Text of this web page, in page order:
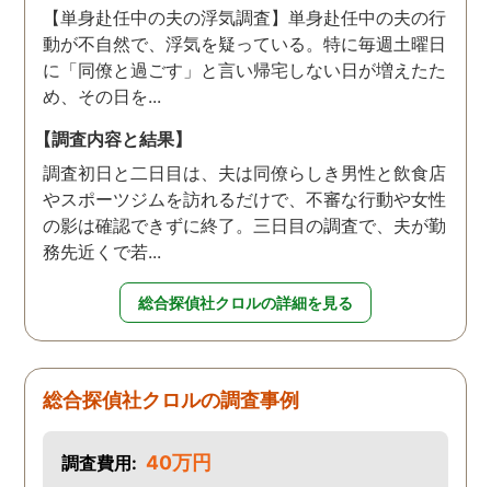
【単身赴任中の夫の浮気調査】単身赴任中の夫の行
動が不自然で、浮気を疑っている。特に毎週土曜日
に「同僚と過ごす」と言い帰宅しない日が増えたた
め、その日を...
【調査内容と結果】
調査初日と二日目は、夫は同僚らしき男性と飲食店
やスポーツジムを訪れるだけで、不審な行動や女性
の影は確認できずに終了。三日目の調査で、夫が勤
務先近くで若...
総合探偵社クロルの詳細を見る
総合探偵社クロルの調査事例
調査費用: 40万円